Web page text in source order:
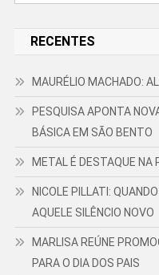
RECENTES
MAURÉLIO MACHADO:
PESQUISA APONTA
BÁSICA EM SÃO BENTO
METAL É DESTAQUE NA
NICOLE PILLATI:
AQUELE SILÊNCIO NOVO
MARLISA REÚNE
PARA O DIA DOS PAIS